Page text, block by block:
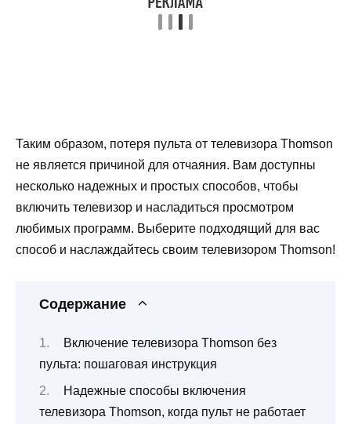
Таким образом, потеря пульта от телевизора Thomson
не является причиной для отчаяния. Вам доступны
несколько надежных и простых способов, чтобы
включить телевизор и насладиться просмотром
любимых программ. Выберите подходящий для вас
способ и наслаждайтесь своим телевизором Thomson!
Содержание
Включение телевизора Thomson без
пульта: пошаговая инструкция
Надежные способы включения
телевизора Thomson, когда пульт не работает